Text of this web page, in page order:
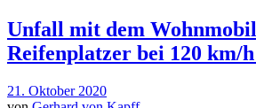
Unfall mit dem
Reifenplatzer bei 120 km/
21. Oktober 2020